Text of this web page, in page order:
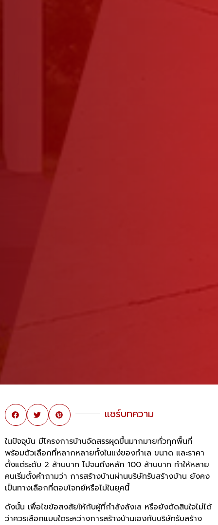
แชร์บทความ
ในปัจจุบัน มีโครงการบ้านจัดสรรผุดขึ้นมากมายทั่วทุกพื้นที่
พร้อมตัวเลือกที่หลากหลายทั้งในแง่ของทำเล ขนาด และราคา
ตั้งแต่ระดับ 2 ล้านบาท ไปจนถึงหลัก 100 ล้านบาท ทำให้หลาย
คนเริ่มตั้งคำถามว่า การสร้างบ้านผ่านบริษัทรับสร้างบ้าน ยังคง
เป็นทางเลือกที่ตอบโจทย์หรือไม่ในยุคนี้
ดังนั้น เพื่อไขข้อสงสัยให้กับผู้ที่กำลังลังเล หรือยังตัดสินใจไม่ได้
ว่าควรเลือกแบบใดระหว่างการสร้างบ้านเองกับบริษัทรับสร้าง